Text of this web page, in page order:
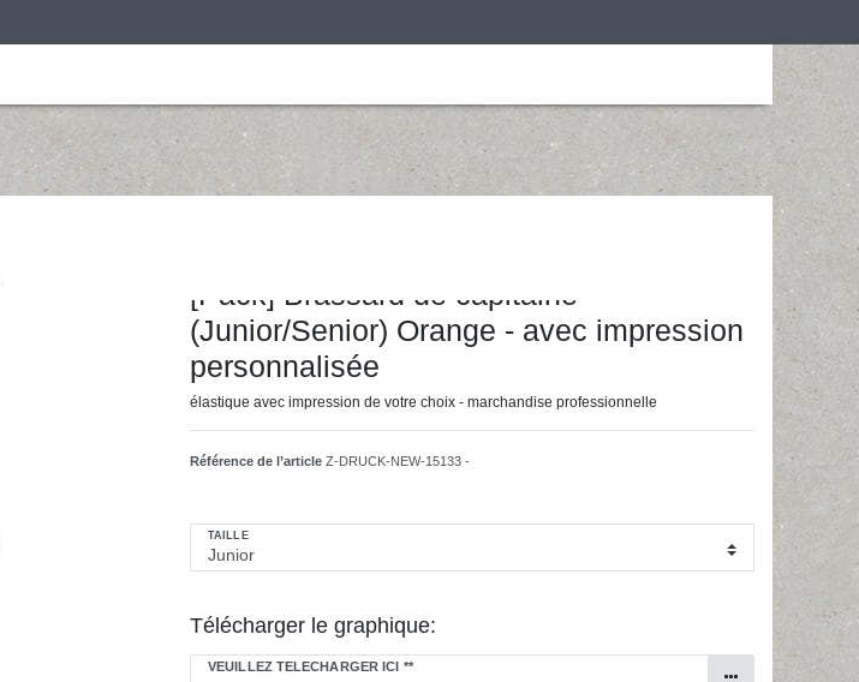
[Pack] Brassard de capitaine
(Junior/Senior) Orange - avec impression
personnalisée
élastique avec impression de votre choix - marchandise professionnelle
Référence de l’article Z-DRUCK-NEW-15133 -
TAILLE
Télécharger le graphique:
VEUILLEZ TÉLÉCHARGER ICI **